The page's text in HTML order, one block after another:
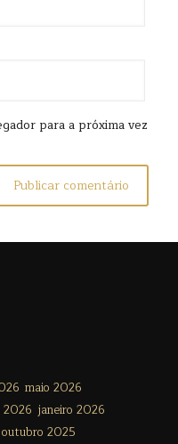
para a próxima vez
maio 2026
2026 janeiro 2026
outubro 2025